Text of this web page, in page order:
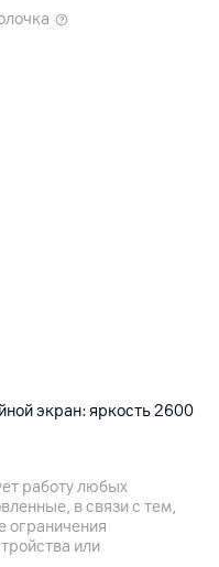
экран: яркость 2600
работу любых
в связи с тем,
ограничения
или